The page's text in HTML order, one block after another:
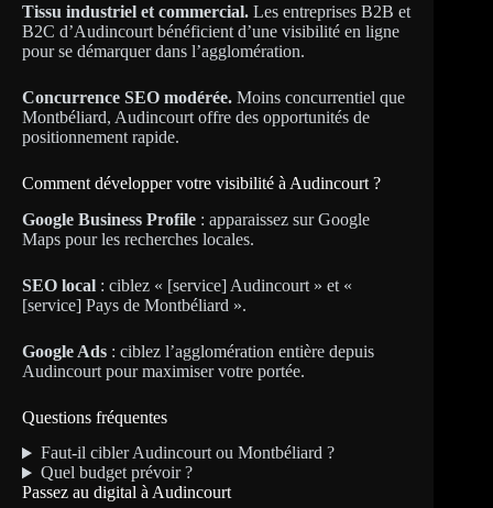
Tissu industriel et commercial. Les entreprises B2B et
B2C d’Audincourt bénéficient d’une visibilité en ligne
pour se démarquer dans l’agglomération.
Concurrence SEO modérée. Moins concurrentiel que
Montbéliard, Audincourt offre des opportunités de
positionnement rapide.
Comment développer votre visibilité à Audincourt ?
Google Business Profile : apparaissez sur Google
Maps pour les recherches locales.
SEO local : ciblez « [service] Audincourt » et «
[service] Pays de Montbéliard ».
Google Ads : ciblez l’agglomération entière depuis
Audincourt pour maximiser votre portée.
Questions fréquentes
Faut-il cibler Audincourt ou Montbéliard ?
Quel budget prévoir ?
Passez au digital à Audincourt